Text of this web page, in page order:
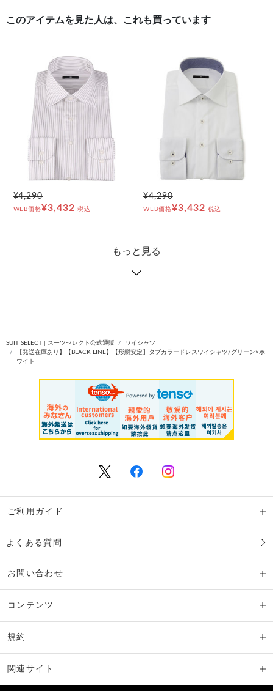
このアイテムを見た人は、これも買っています
¥4,290
WEB価格¥3,432 税込
¥4,290
WEB価格¥3,432 税込
もっと見る
SUIT SELECT | スーツセレクト公式通販
ワイシャツ
【発送在庫あり】【BLACK LINE】【形態安定】タブカラードレスワイシャツ/グリーン×ホ
ワイト
ご利用ガイド
よくある質問
お問い合わせ
コンテンツ
規約
関連サイト